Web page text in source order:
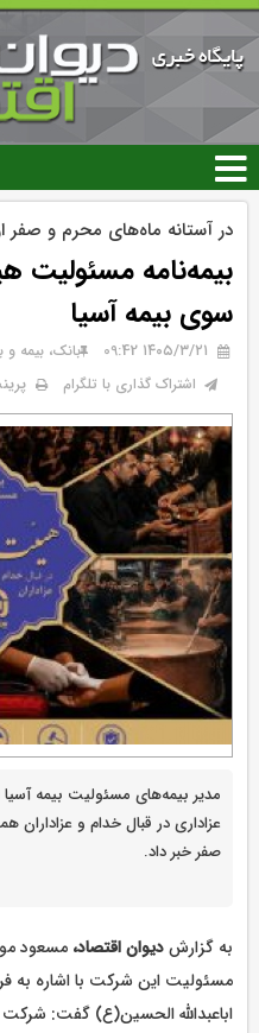
در آستانه ماه‌های محرم و صفر
بیمه‌نامه مسئولیت
سوی بیمه آسیا
۱۴۰۵/۳/۲۱ 09:42 بانک، بیمه
اشتراک گذاری با تلگرام
مدیر بیمه‌های مسئولیت بیمه
عزاداری در قبال خدام و عزاداران
صفر خبر داد.
به گزارشدیوان اقتصاد، مسعود
مسئولیت این شرکت با اشاره به
اباعبدالله الحسین(ع) گفت: